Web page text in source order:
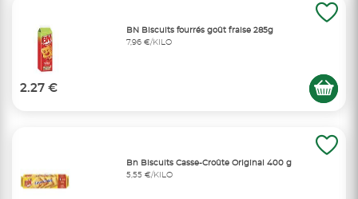
BN Biscuits fourrés goût fraise 285g
7,96 €/KILO
2.27 €
Bn Biscuits Casse-Croûte Original 400 g
5,55 €/KILO